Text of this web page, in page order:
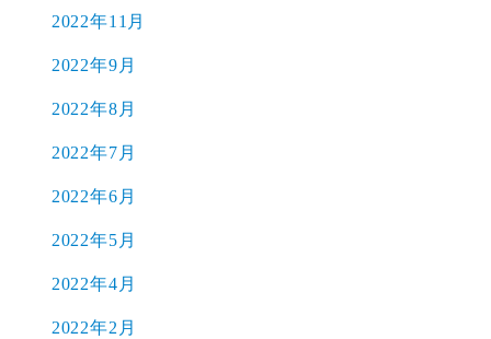
2022年11月
2022年9月
2022年8月
2022年7月
2022年6月
2022年5月
2022年4月
2022年2月